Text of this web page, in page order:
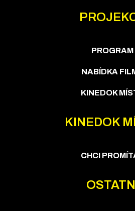
PROGRAM
NABÍDKA
KINEDOK
KINEDOK
CHCI